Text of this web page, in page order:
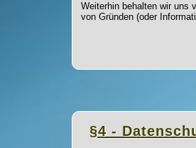
Weiterhin behalten wir uns
von Gründen (oder
§4 -